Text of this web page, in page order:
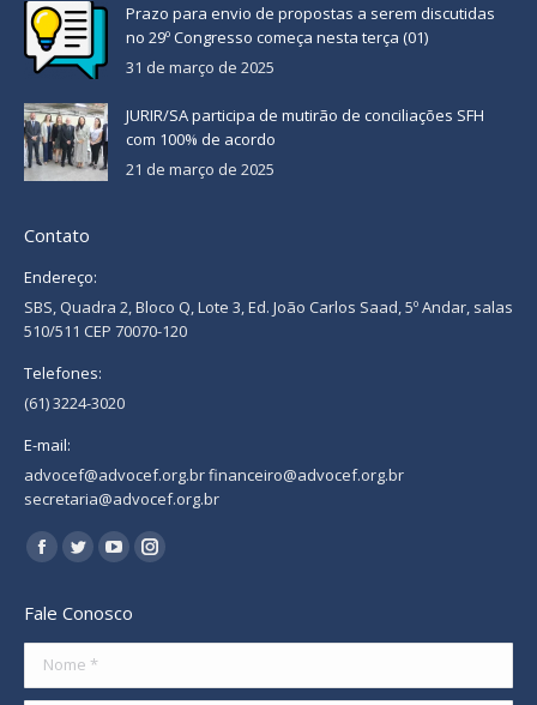
Prazo para envio de propostas a serem discutidas
no 29º Congresso começa nesta terça (01)
31 de março de 2025
JURIR/SA participa de mutirão de conciliações SFH
com 100% de acordo
21 de março de 2025
Contato
Endereço:
SBS, Quadra 2, Bloco Q, Lote 3, Ed. João Carlos Saad, 5º Andar, salas
510/511 CEP 70070-120
Telefones:
(61) 3224-3020
E-mail:
advocef@advocef.org.br financeiro@advocef.org.br
secretaria@advocef.org.br
Encontre-nos em:
Facebook
opens
new
Twitter
opens
new
YouTube
opens
new
Instagram
new
Fale Conosco
Nome *